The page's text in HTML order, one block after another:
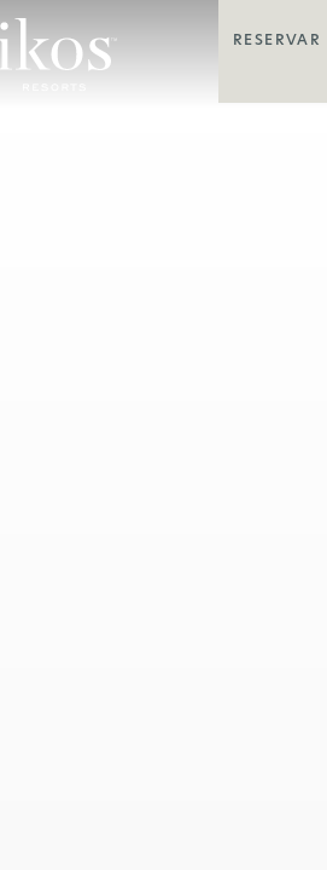
RESERVAR